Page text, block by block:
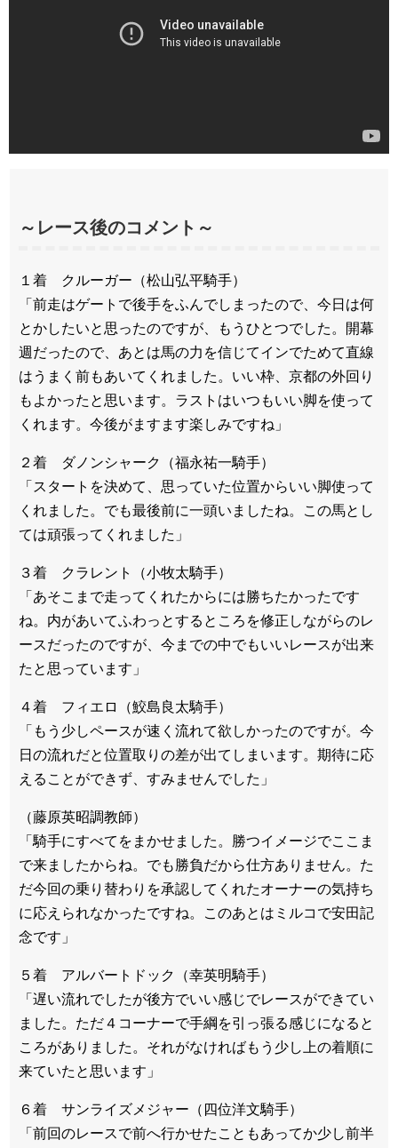
～レース後のコメント～
１着 クルーガー（松山弘平騎手）
「前走はゲートで後手をふんでしまったので、今日は何
とかしたいと思ったのですが、もうひとつでした。開幕
週だったので、あとは馬の力を信じてインでためて直線
はうまく前もあいてくれました。いい枠、京都の外回り
もよかったと思います。ラストはいつもいい脚を使って
くれます。今後がますます楽しみですね」
２着 ダノンシャーク（福永祐一騎手）
「スタートを決めて、思っていた位置からいい脚使って
くれました。でも最後前に一頭いましたね。この馬とし
ては頑張ってくれました」
３着 クラレント（小牧太騎手）
「あそこまで走ってくれたからには勝ちたかったです
ね。内があいてふわっとするところを修正しながらのレ
ースだったのですが、今までの中でもいいレースが出来
たと思っています」
４着 フィエロ（鮫島良太騎手）
「もう少しペースが速く流れて欲しかったのですが。今
日の流れだと位置取りの差が出てしまいます。期待に応
えることができず、すみませんでした」
（藤原英昭調教師）
「騎手にすべてをまかせました。勝つイメージでここま
で来ましたからね。でも勝負だから仕方ありません。た
だ今回の乗り替わりを承認してくれたオーナーの気持ち
に応えられなかったですね。このあとはミルコで安田記
念です」
５着 アルバートドック（幸英明騎手）
「遅い流れでしたが後方でいい感じでレースができてい
ました。ただ４コーナーで手綱を引っ張る感じになると
ころがありました。それがなければもう少し上の着順に
来ていたと思います」
６着 サンライズメジャー（四位洋文騎手）
「前回のレースで前へ行かせたこともあってか少し前半